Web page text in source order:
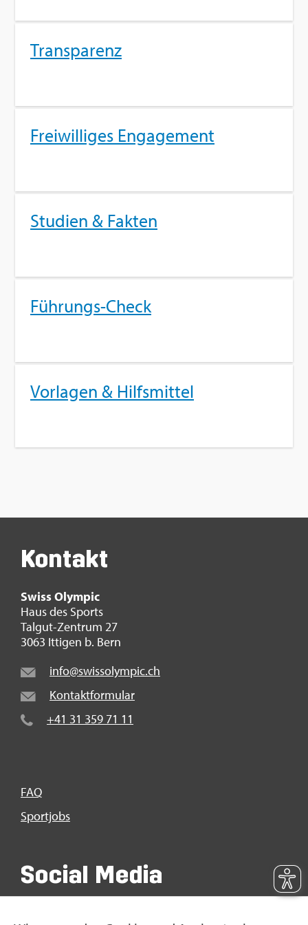
Trans­pa­renz
Frei­wil­li­ges En­ga­ge­ment
Stu­di­en & Fak­ten
Füh­rungs-Check
Vor­la­gen & Hilfs­mit­tel
Kon­takt
Swiss Olym­pic
Haus des Sports
Tal­gut-Zen­trum 27
3063 It­ti­gen b. Bern
info@​swi​ssol​ympi​c.​ch
Kon­takt­for­mu­lar
+41 31 359 71 11
FAQ
Sport­jobs
So­ci­al Media